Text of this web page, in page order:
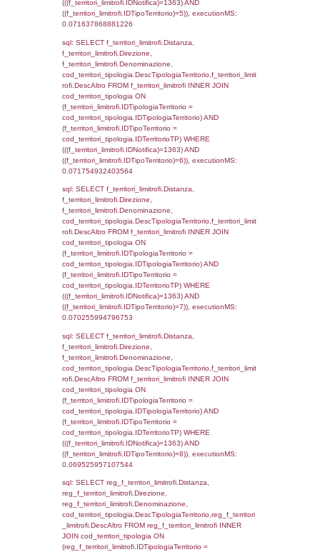
f_territori_limitrofi INNER JOIN
(f_territori_limitrofi.IDTipologiaTerritorio =
cod_territori_tipologia.IDTipologiaTerritorio
f_territori_limitrofi.IDTipoTerritorio =
cod_territori_tipologia.IDTerritorioTP )
((f_territori_limitrofi.IDNotifica) = 1363 ) AND
cod_territori_tipologia.IDTerritorioTP = 1)
executionMS: 0.055253982543945
sql: SELECT
SEPARATOR '; ') AS DescAltro,
reg_f_territori_limitrofi INNER JOIN
ON
cod_territori_tipologia.IDTipologiaTerritorio
reg_f_territori_limitrofi.IDTipoTerritorio =
cod_territori_tipologia.IDTerritorioTP)
((reg_f_territori_limitrofi.CodiceUnivoco)
cod_territori_tipologia.IDTerritorioTP=1)
executionMS: 0.016363859176636
sql: SELECT f_territori_limitrofi.Distanza,
f_territori_limitrofi.Direzione,
f_territori_limitrofi.Denominazione,
f_territori_limitrofi.DescAltro,
f_territori_limitrofi INNER JOIN
cod_territori_tipologia.IDTipologiaTerritorio)
(f_territori_limitrofi.IDTipoTerritorio =
cod_territori_tipologia.IDTerritorioTP)
(((f_territori_limitrofi.IDNotifica)=1363) AND